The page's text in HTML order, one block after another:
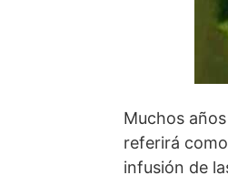
Muchos
referirá
infusión de